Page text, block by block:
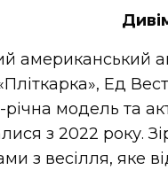
американський
«Пліткарка», Ед
річна модель та
з 2022 року.
з весілля, яке